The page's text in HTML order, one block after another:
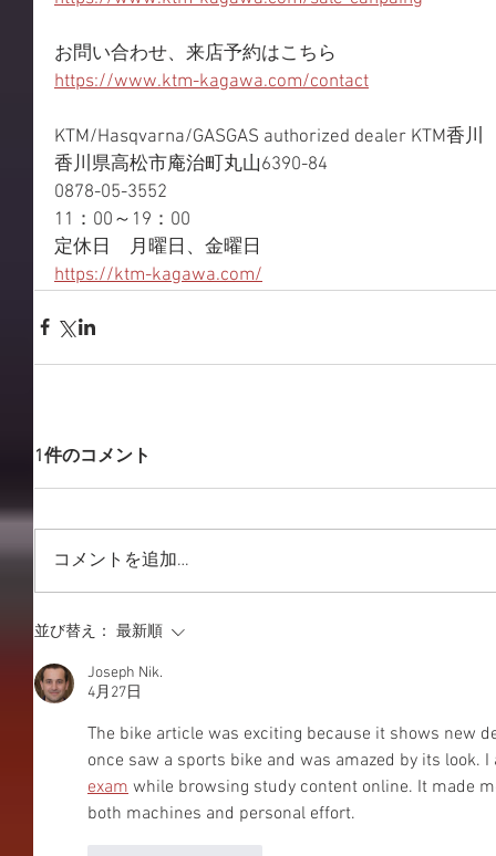
お問い合わせ、来店予約はこちら
https://www.ktm-kagawa.com/contact
KTM/Hasqvarna/GASGAS authorized dealer KTM香川
香川県高松市庵治町丸山6390-84
0878-05-3552
11：00～19：00
定休日　月曜日、金曜日
https://ktm-kagawa.com/
1件のコメント
コメントを追加…
並び替え： 最新順
Joseph Nik.
4月27日
The bike article was exciting because it shows new
once saw a sports bike and was amazed by its look.
exam while browsing study content online. It made
both machines and personal effort.